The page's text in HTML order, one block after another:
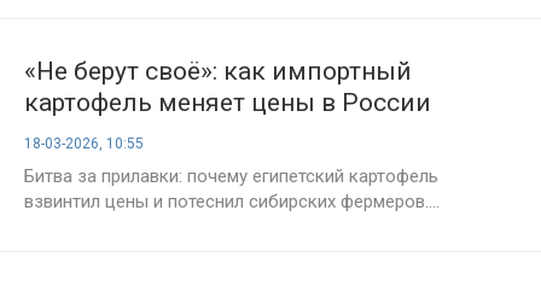
«Не берут своё»: как импортный
картофель меняет цены в России
18-03-2026, 10:55
Битва за прилавки: почему египетский картофель
взвинтил цены и потеснил сибирских фермеров....